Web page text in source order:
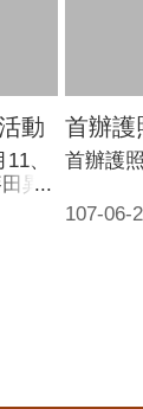
動
、
異
藝
首辦護
107-06-
首辦護